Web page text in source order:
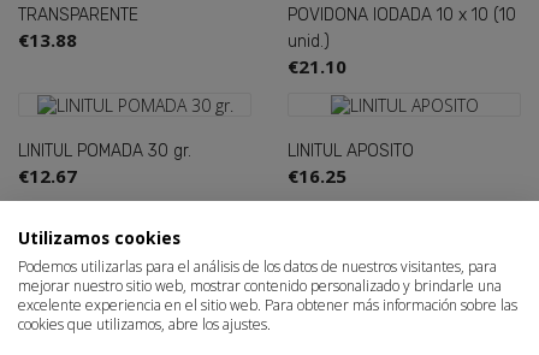
TRANSPARENTE
€13.88
POVIDONA IODADA 10 x 10 (10
unid.)
€21.10
LINITUL POMADA 30 gr.
€12.67
LINITUL APOSITO
€16.25
Showing 1-4 of 4 item(s)
1
Utilizamos cookies
Podemos utilizarlas para el análisis de los datos de nuestros visitantes, para
mejorar nuestro sitio web, mostrar contenido personalizado y brindarle una
excelente experiencia en el sitio web. Para obtener más información sobre las
cookies que utilizamos, abre los ajustes.
You need to be logged in to save products in your wish
list.